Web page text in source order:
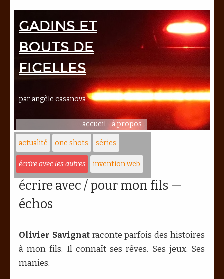
Gadins et
bouts de
ficelles
par angèle casanova
accueil-à propos
actualité one shots séries
écrire avec les autres invention web
écrire avec / pour mon fils —
échos
Olivier Savignatraconte parfois des histoires
à mon fils. Il connaît ses rêves. Ses jeux. Ses
manies.